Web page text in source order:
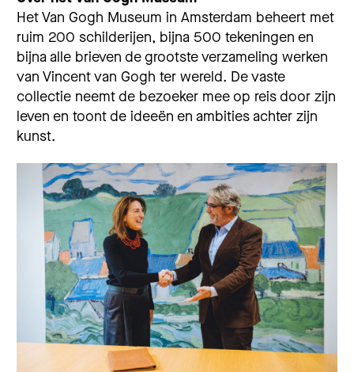
Het Van Gogh Museum in Amsterdam beheert met
ruim 200 schilderijen, bijna 500 tekeningen en
bijna alle brieven de grootste verzameling werken
van Vincent van Gogh ter wereld. De vaste
collectie neemt de bezoeker mee op reis door zijn
leven en toont de ideeën en ambities achter zijn
kunst.